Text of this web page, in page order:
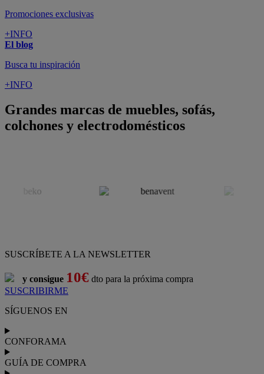
Promociones exclusivas
+INFO
El blog
Busca tu inspiración
+INFO
Grandes marcas de muebles, sofás,
colchones y electrodomésticos
SUSCRÍBETE A LA NEWSLETTER
y consigue 10€ dto para la próxima compra
SUSCRIBIRME
SÍGUENOS EN
CONFORAMA
GUÍA DE COMPRA